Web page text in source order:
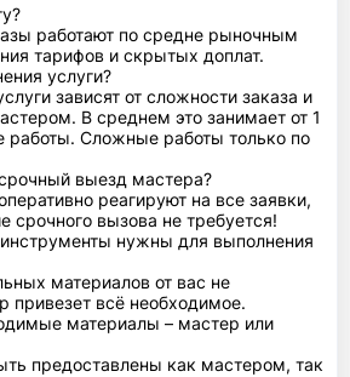
работают по средне рыночным
тарифов и скрытых доплат.
услуги?
зависят от сложности заказа и
В среднем это занимает от 1
работы. Сложные работы только по
выезд мастера?
реагируют на все заявки,
срочного вызова не требуется!
нужны для выполнения
материалов от вас не
привезет всё необходимое.
материалы – мастер или
предоставлены как мастером, так